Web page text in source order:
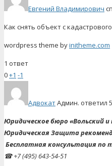
Евгений Владимирович
Как снять объект с
wordpress theme byinitheme.com
1 ответ
0+1 -1
АдвокатАдмин. ответил
Юридическое бюро «Вольский
Юридическая Защита
Бесплатная консультация по
☎ +7 (495) 643-54-51